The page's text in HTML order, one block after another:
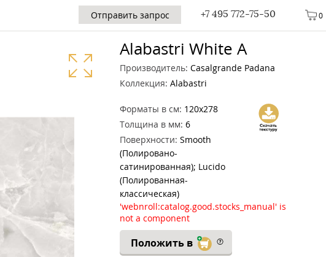
0
+7 495 772-75-50
Отправить запрос
Alabastri White A
Производитель: Casalgrande Padana
Коллекция: Alabastri
Форматы в см: 120x278
Толщина в мм: 6
Поверхности: Smooth
(Полировано-
сатинированная); Lucido
(Полированная-
классическая)
'webnroll:catalog.good.stocks_manual' is
not a component
Положить в